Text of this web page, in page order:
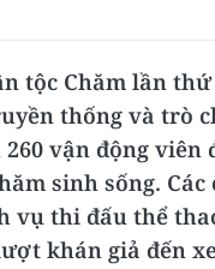
tộc Chăm lần
thống và trò
vận động viên
sinh sống.
vụ thi đấu thể
khán giả đến